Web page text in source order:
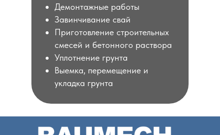
Демонтажные работы
Завинчивание свай
Приготовление строительных
смесей и бетонного раствора
Уплотнение грунта
Выемка, перемещение и
укладка грунта